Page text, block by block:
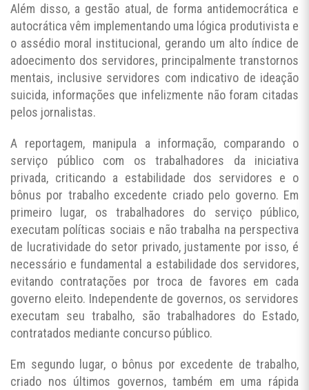
Além disso, a gestão atual, de forma antidemocrática e
autocrática vêm implementando uma lógica produtivista e
o assédio moral institucional, gerando um alto índice de
adoecimento dos servidores, principalmente transtornos
mentais, inclusive servidores com indicativo de ideação
suicida, informações que infelizmente não foram citadas
pelos jornalistas.
A reportagem, manipula a informação, comparando o
serviço público com os trabalhadores da iniciativa
privada, criticando a estabilidade dos servidores e o
bônus por trabalho excedente criado pelo governo. Em
primeiro lugar, os trabalhadores do serviço público,
executam políticas sociais e não trabalha na perspectiva
de lucratividade do setor privado, justamente por isso, é
necessário e fundamental a estabilidade dos servidores,
evitando contratações por troca de favores em cada
governo eleito. Independente de governos, os servidores
executam seu trabalho, são trabalhadores do Estado,
contratados mediante concurso público.
Em segundo lugar, o bônus por excedente de trabalho,
criado nos últimos governos, também em uma rápida